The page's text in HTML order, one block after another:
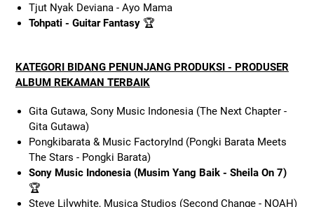
Tjut Nyak Deviana - Ayo Mama
Tohpati - Guitar Fantasy🏆
KATEGORI BIDANG PENUNJANG PRODUKSI - PRODUSER
ALBUM REKAMAN TERBAIK
Gita Gutawa, Sony Music Indonesia (The Next Chapter -
Gita Gutawa)
Pongkibarata & Music FactoryInd (Pongki Barata Meets
The Stars - Pongki Barata)
Sony Music Indonesia (Musim Yang Baik - Sheila On 7)
🏆
Steve Lilywhite, Musica Studios (Second Change - NOAH)